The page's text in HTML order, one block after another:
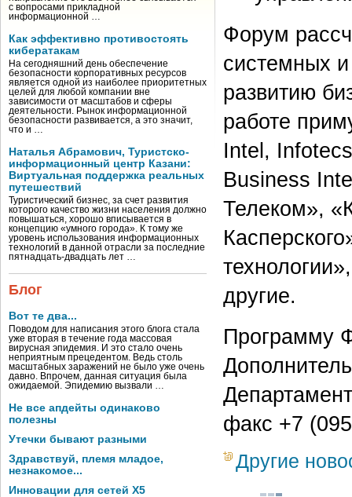
с вопросами прикладной
информационной …
Как эффективно противостоять
кибератакам
На сегодняшний день обеспечение
безопасности корпоративных ресурсов
является одной из наиболее приоритетных
целей для любой компании вне
зависимости от масштабов и сферы
деятельности. Рынок информационной
безопасности развивается, а это значит,
что и …
Наталья Абрамович, Туристско-
информационный центр Казани:
Виртуальная поддержка реальных
путешествий
Туристический бизнес, за счет развития
которого качество жизни населения должно
повышаться, хорошо вписывается в
концепцию «умного города». К тому же
уровень использования информационных
технологий в данной отрасли за последние
пятнадцать-двадцать лет …
Блог
Вот те два...
Поводом для написания этого блога стала
уже вторая в течение года массовая
вирусная эпидемия. И это стало очень
неприятным прецедентом. Ведь столь
масштабных заражений не было уже очень
давно. Впрочем, данная ситуация была
ожидаемой. Эпидемию вызвали …
Не все апдейты одинаково
полезны
Утечки бывают разными
Здравствуй, племя младое,
незнакомое...
Инновации для сетей X5
Форум
системных
развитию
работе
Intel,
Business
Телеком»,
другие.
Программу
факс +7
Другие